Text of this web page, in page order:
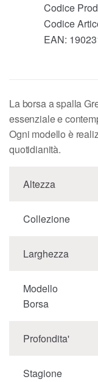
Codice
Codice
EAN:
La borsa a spalla
essenziale e
Ogni modello è
quotidianità.
Altezza
Collezione
Larghezza
Modello
Borsa
Profondita'
Stagione